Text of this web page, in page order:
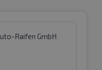
Raifen GmbH